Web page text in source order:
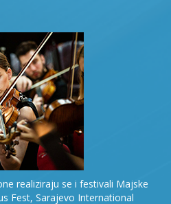
realiziraju se i festivali Majske
Fest, Sarajevo International